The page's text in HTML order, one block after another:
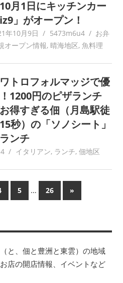
月1日にキッチンカー
iz9」がオープン！
年10月9日 5473m6u4
お弁
オープン情報, 晴海地区, 魚料理
トロフォルマッジで優
1200円のピザランチ
得すぎる佃（月島駅徒
秒）の「ソノシート」
ンチ
イタリアン, ランチ, 佃地区
5 … 26
次
の
»
と、佃と豊洲と東雲）の地域
店の開店情報、イベントなど